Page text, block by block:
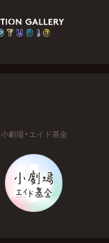
小劇場・エイド基金